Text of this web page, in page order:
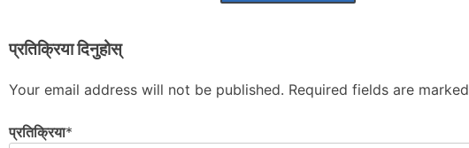
प्रतिक्रिया दिनुहोस्
Your email address will not be published. Required fields are marked
प्रतिक्रिया*